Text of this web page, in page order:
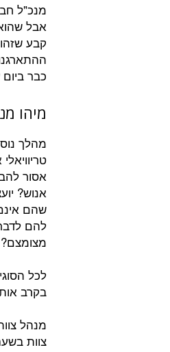
מנכ"ל
אבל
קבע
כבר
מיהו
מהלך
אסור
אנוש?
שהם
להם
לכל
בקרב
מנהל